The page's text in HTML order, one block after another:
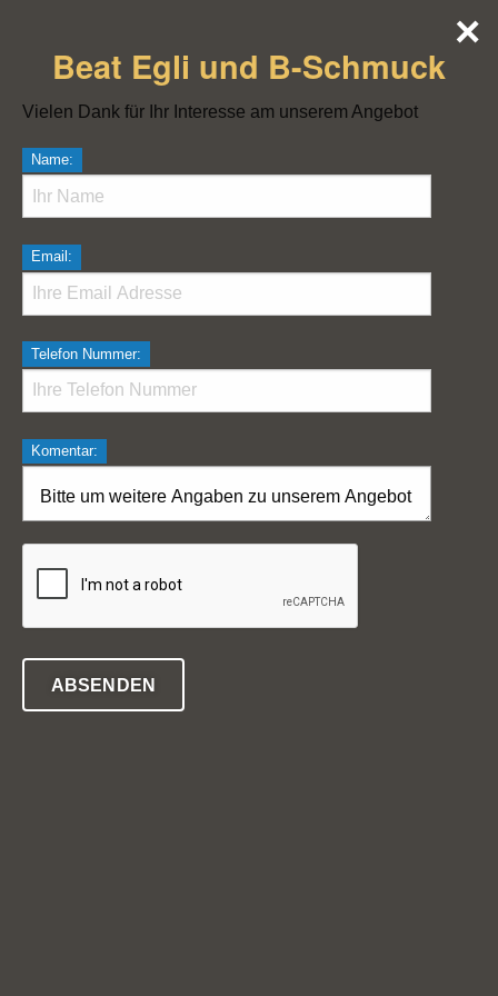
×
Beat Egli und B-Schmuck
Vielen Dank für Ihr Interesse am unserem Angebot
Name:
Email:
Telefon Nummer:
Komentar:
ABSENDEN